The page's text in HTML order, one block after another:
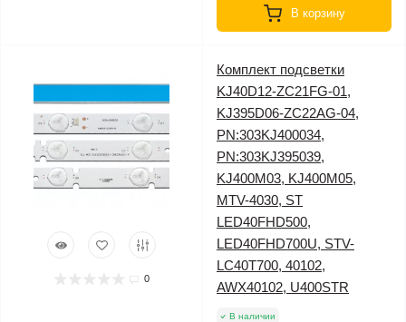
В корзину
0
Комплект подсветки
KJ40D12-ZC21FG-01,
KJ395D06-ZC22AG-04,
PN:303KJ400034,
PN:303KJ395039,
KJ400M03, KJ400M05,
MTV-4030, ST
LED40FHD500,
LED40FHD700U, STV-
LC40T700, 40102,
AWX40102, U400STR
В наличии